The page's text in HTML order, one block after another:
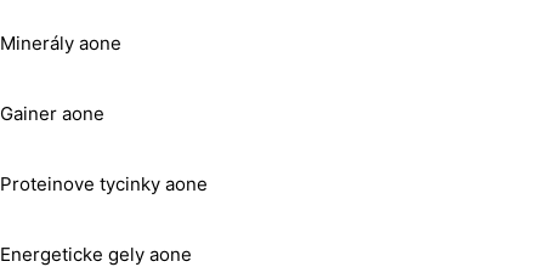
Minerály aone
Gainer aone
Proteinove tycinky aone
Energeticke gely aone